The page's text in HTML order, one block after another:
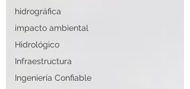
hidrográfica
impacto ambiental
Hidrológico
Infraestructura
Ingeniería Confiable